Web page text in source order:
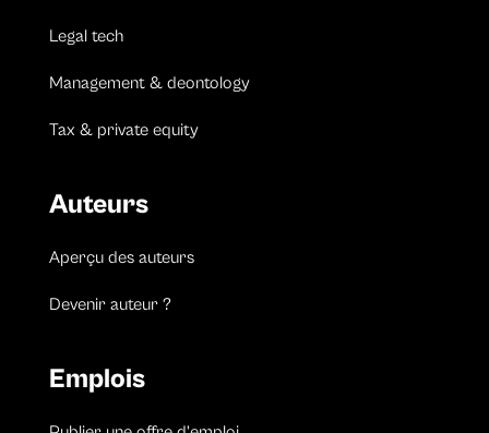
Legal tech
Management & deontology
Tax & private equity
Auteurs
Aperçu des auteurs
Devenir auteur ?
Emplois